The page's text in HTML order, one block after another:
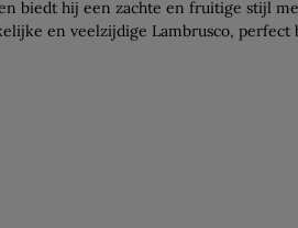
biedt hij een zachte en fruitige stijl
en veelzijdige Lambrusco, perfect